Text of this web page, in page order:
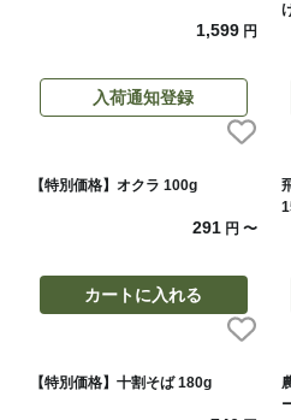
1,599円
入荷通知登録
【特別価格】オクラ 100g
291円 〜
カートに入れる
【特別価格】十割そば 180g